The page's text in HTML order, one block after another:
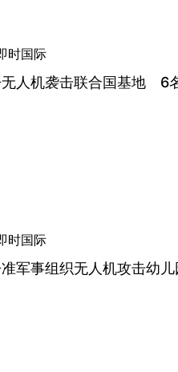
时国际
人机袭击联合国基地 6
时国际
军事组织无人机攻击幼